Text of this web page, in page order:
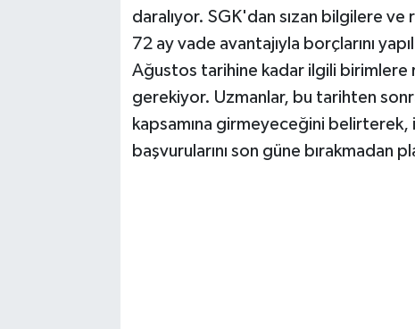
daralıyor. SGK'dan sızan bilgilere
72 ay vade avantajıyla borçlarını
Ağustos tarihine kadar ilgili birimlere
gerekiyor. Uzmanlar, bu tarihten
kapsamına girmeyeceğini
başvurularını son güne bırakmadan